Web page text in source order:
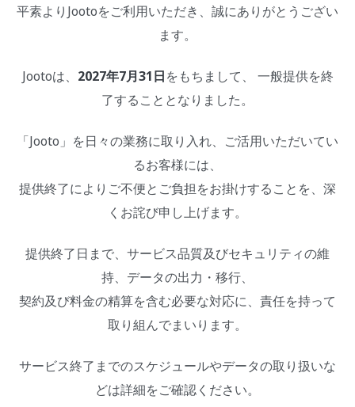
平素よりJootoをご利用いただき、誠にありがとうござい
ます。
Jootoは、 2027年7月31日をもちまして、 一般提供を終
了することとなりました。
「Jooto」を日々の業務に取り入れ、ご活用いただいてい
るお客様には、
提供終了によりご不便とご負担をお掛けすることを、深
くお詫び申し上げます。
提供終了日まで、サービス品質及びセキュリティの維
持、データの出力・移行、
契約及び料金の精算を含む必要な対応に、責任を持って
取り組んでまいります。
サービス終了までのスケジュールやデータの取り扱いな
どは詳細をご確認ください。